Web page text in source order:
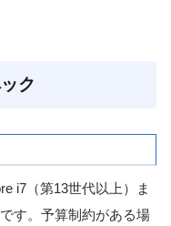
ク
i7（第13世代以上）ま
す。予算制約がある場